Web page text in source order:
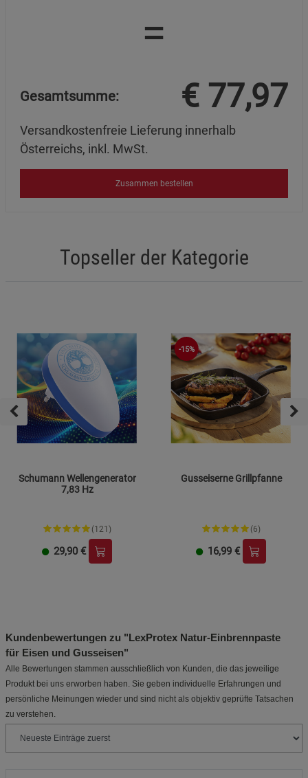
=
Gesamtsumme: € 77,97
Versandkostenfreie Lieferung innerhalb
Österreichs, inkl. MwSt.
Zusammen bestellen
Topseller der Kategorie
Schumann Wellengenerator
7,83 Hz
(121)
29,90 €
-15%
Gusseiserne Grillpfanne
(6)
16,99 €
Kundenbewertungen zu "LexProtex Natur-Einbrennpaste
für Eisen und Gusseisen"
Alle Bewertungen stammen ausschließlich von Kunden, die das jeweilige
Produkt bei uns erworben haben. Sie geben individuelle Erfahrungen und
persönliche Meinungen wieder und sind nicht als objektiv geprüfte Tatsachen
zu verstehen.